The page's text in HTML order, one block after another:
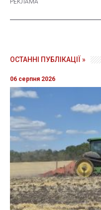
ОСТАННІ ПУБЛІКАЦІЇ »
06 серпня 2026